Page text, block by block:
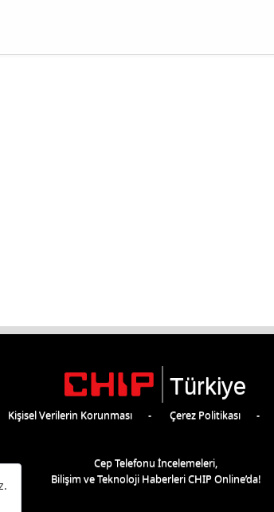
Türkiye
Kişisel Verilerin Korunması Çerez Politikası
Cep Telefonu İncelemeleri,
Bilişim ve Teknoloji Haberleri CHIP Online’da!